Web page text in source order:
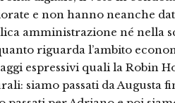
e non hanno neanche
amministrazione né nella
riguarda l’ambito
espressivi quali la Robin
siamo passati da Augusta